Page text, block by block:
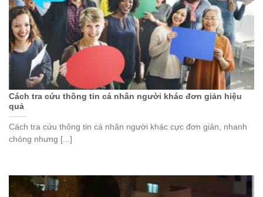
Cách tra cứu thông tin cá nhân người khác đơn giản hiệu
quả
Cách tra cứu thông tin cá nhân người khác cực đơn giản, nhanh
chóng nhưng [...]